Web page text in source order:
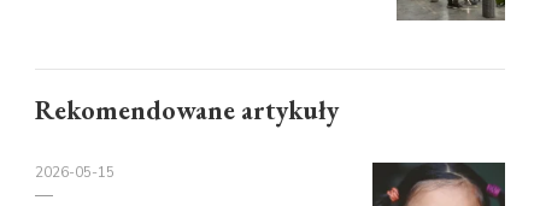
Rekomendowane artykuły
2026-05-15